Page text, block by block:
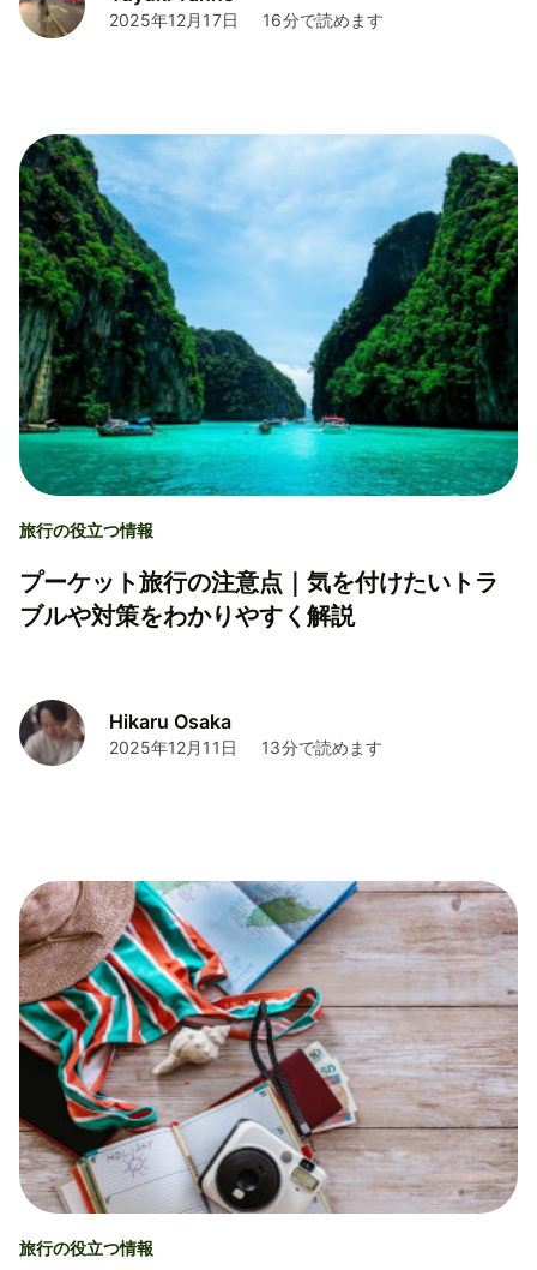
2025年12月17日 16分で読めます
旅行の役立つ情報
プーケット旅行の注意点｜気を付けたいトラ
ブルや対策をわかりやすく解説
Hikaru Osaka
2025年12月11日 13分で読めます
旅行の役立つ情報